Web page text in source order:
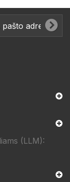
(LLM):